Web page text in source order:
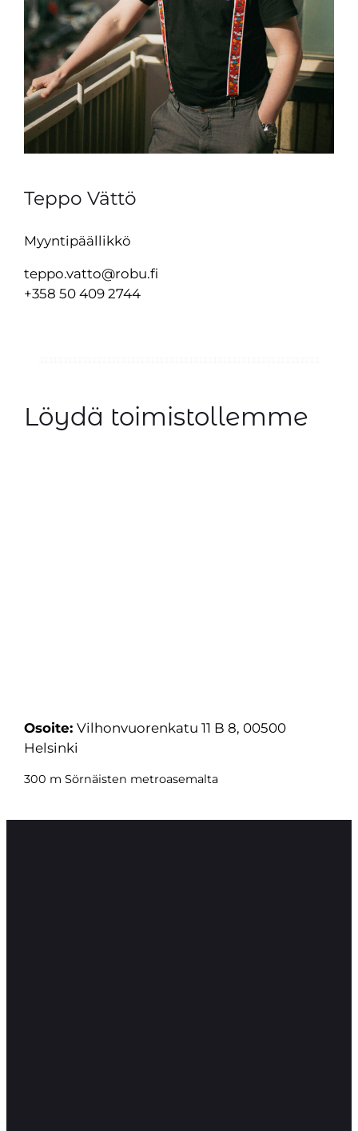
Teppo Vättö
Myyntipäällikkö
teppo.vatto@robu.fi
+358 50 409 2744
Löydä toimistollemme
Osoite:Vilhonvuorenkatu 11 B 8, 00500
Helsinki
300 m Sörnäisten metroasemalta